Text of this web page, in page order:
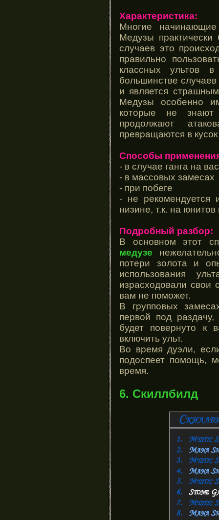
Характеристика:
Многие
Медузы
случаев это
правильно
классных ультов
большинстве случаев
и является
Медузы особенно
которые не
продолжают
превращаются в
Способы
- в случае ганга на вас
- в массовых замесах
- при побеге
- не рекомендуется
низине, т.к. на
Подробный разбор:
В основном этот
медузе
потери золота и
использования
израсходовали свои
вам не поможет.
В групповых
первой под раздачу,
будет повернуто к
включить ульт.
Во время дуэли,
подоспеет помощь,
время.
6. Скиллбилд